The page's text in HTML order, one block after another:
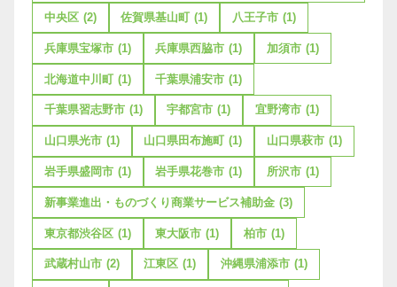
中央区 (2) 佐賀県基山町 (1) 八王子市 (1)
兵庫県宝塚市 (1) 兵庫県西脇市 (1) 加須市 (1)
北海道中川町 (1) 千葉県浦安市 (1)
千葉県習志野市 (1) 宇都宮市 (1) 宜野湾市 (1)
山口県光市 (1) 山口県田布施町 (1) 山口県萩市 (1)
岩手県盛岡市 (1) 岩手県花巻市 (1) 所沢市 (1)
新事業進出・ものづくり商業サービス補助金 (3)
東京都渋谷区 (1) 東大阪市 (1) 柏市 (1)
武蔵村山市 (2) 江東区 (1) 沖縄県浦添市 (1)